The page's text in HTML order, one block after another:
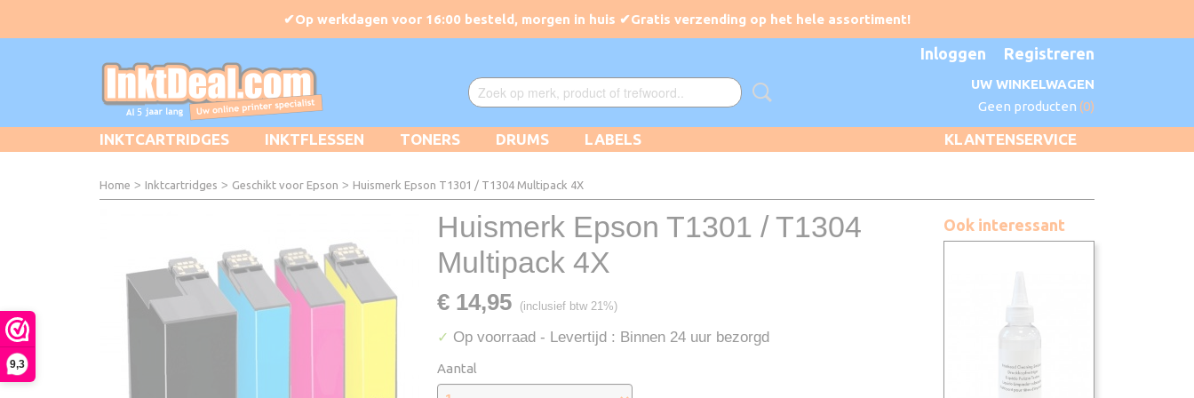
9,3
Inloggen Registreren
UW WINKELWAGEN
Geen producten (0)
KLANTENSERVICE
INKTCARTRIDGES INKTFLESSEN TONERS DRUMS LABELS
Home > Inktcartridges > Geschikt voor Epson > Huismerk Epson T1301 / T1304 Multipack 4X
Huismerk Epson T1301 / T1304
Multipack 4X
€ 14,95 (inclusief btw 21%)
✓ Op voorraad - Levertijd : Binnen 24 uur bezorgd
Aantal
Ook interessant